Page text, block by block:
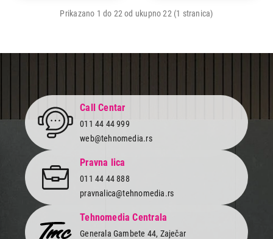
Prikazano 1 do 22 od ukupno 22 (1 stranica)
Call Centar
011 44 44 999
web@tehnomedia.rs
Pravna lica
011 44 44 888
pravnalica@tehnomedia.rs
Tehnomedia Centrala
Generala Gambete 44, Zaječar